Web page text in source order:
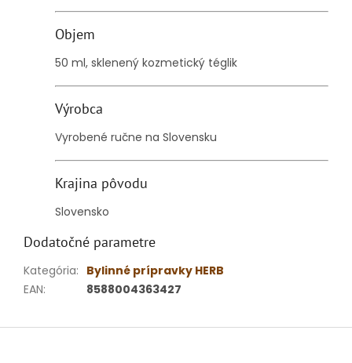
Objem
50 ml, sklenený kozmetický téglik
Výrobca
Vyrobené ručne na Slovensku
Krajina pôvodu
Slovensko
Dodatočné parametre
Kategória: Bylinné prípravky HERB
EAN: 8588004363427